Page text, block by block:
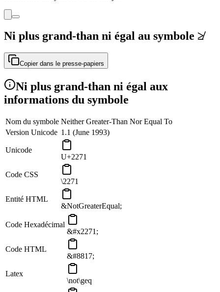
Ni plus grand-than ni égal au symbole ≱
Copier dans le presse-papiers
Ni plus grand-than ni égal aux
informations du symbole
Nom du symbole Neither Greater-Than Nor Equal To
Version Unicode 1.1 (June 1993)
Unicode
U+2271
Code CSS
\2271
Entité HTML
&NotGreaterEqual;
Code Hexadécimal
&#x2271;
Code HTML
&#8817;
Latex
\not\geq